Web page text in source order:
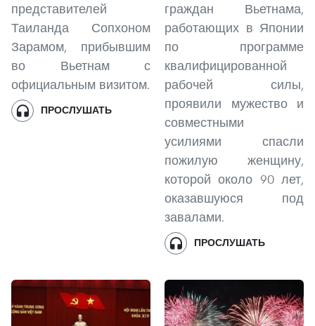
представителей
Таиланда Сопхоном
Зарамом, прибывшим
во Вьетнам с
официальным визитом.
ПРОСЛУШАТЬ
граждан Вьетнама,
работающих в Японии
по программе
квалифицированной
рабочей силы,
проявили мужество и
совместными
усилиями спасли
пожилую женщину,
которой около 90 лет,
оказавшуюся под
завалами.
ПРОСЛУШАТЬ